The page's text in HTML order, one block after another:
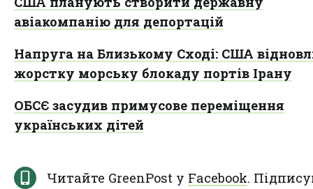
авіакомпанію для депортацій
Напруга на Близькому Сході: США
жорстку морську блокаду портів Ірану
ОБСЄ засудив примусове переміщення
українських дітей
Читайте GreenPost у Facebook.